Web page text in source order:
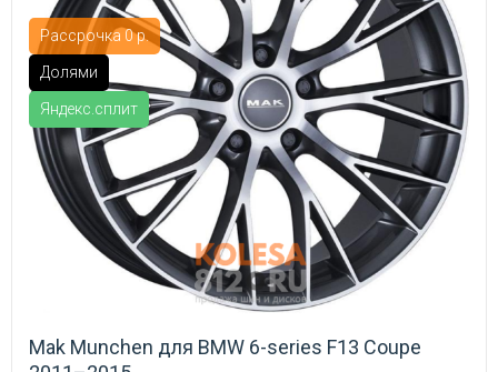
Рассрочка 0 р.
Долями
Яндекс.сплит
Mak Munchen для BMW 6-series F13 Coupe